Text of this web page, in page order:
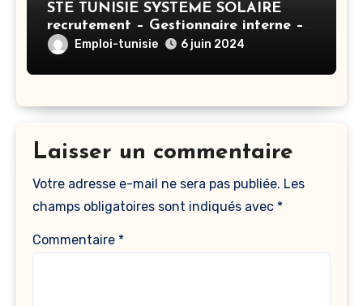
STE TUNISIE SYSTEME SOLAIRE
recrutement – Gestionnaire interne –
TunisEmploi-tunisie 6 juin 2024
Laisser un commentaire
Votre adresse e-mail ne sera pas publiée. Les
champs obligatoires sont indiqués avec *
Commentaire *